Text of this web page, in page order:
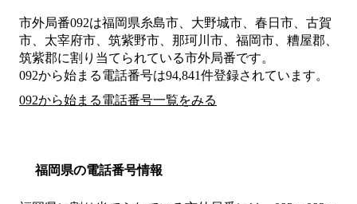
市外局番092は福岡県糸島市、大野城市、春日市、古賀
市、太宰府市、筑紫野市、那珂川市、福岡市、糟屋郡、
筑紫郡に割り当てられている市外局番です。
092から始まる電話番号は94,841件登録されています。
092から始まる電話番号一覧をみる
福岡県の電話番号情報